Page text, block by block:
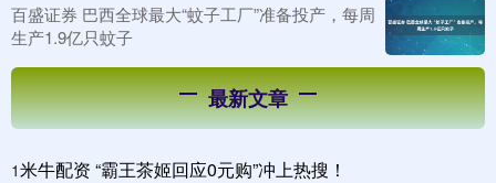
百盛证券 巴西全球最大“蚊子工厂”准备投产，每周
生产1.9亿只蚊子
最新文章
1米牛配资 “霸王茶姬回应0元购”冲上热搜！